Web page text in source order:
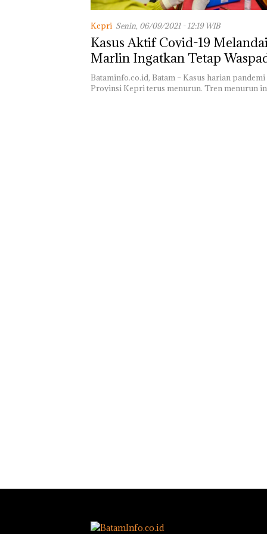
Kepri Senin, 06/09/2021 - 12:19 WIB
Kasus Aktif Covid-19
Marlin Ingatkan Tetap
Bataminfo.co.id, Batam – Kasus harian
Provinsi Kepri terus menurun. Tren menurun